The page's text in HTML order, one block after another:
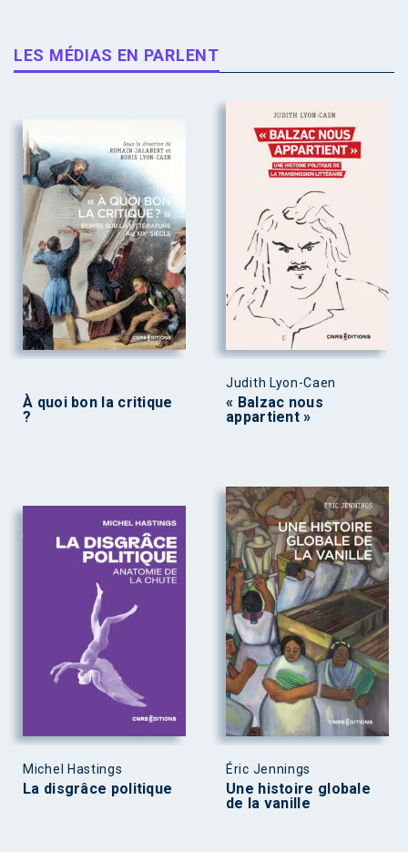
LES MÉDIAS EN PARLENT
À quoi bon la critique
?
Judith Lyon-Caen
« Balzac nous
appartient »
Michel Hastings
La disgrâce politique
Éric Jennings
Une histoire globale
de la vanille